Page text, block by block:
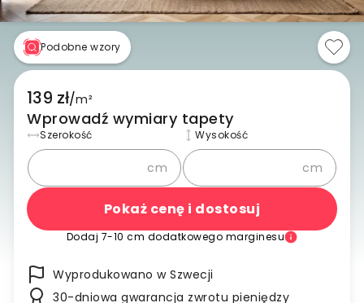
Podobne wzory
139 zł/m²
Wprowadź wymiary tapety
Szerokość
cm
Wysokość
cm
Pokaż cenę i dostosuj
Dodaj 7-10 cm dodatkowego marginesu
Wyprodukowano w Szwecji
30-dniowa gwarancja zwrotu pieniędzy